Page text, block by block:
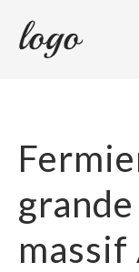
massif